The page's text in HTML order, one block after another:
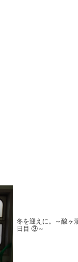
冬を迎えに。～酸ヶ
日目 ③～